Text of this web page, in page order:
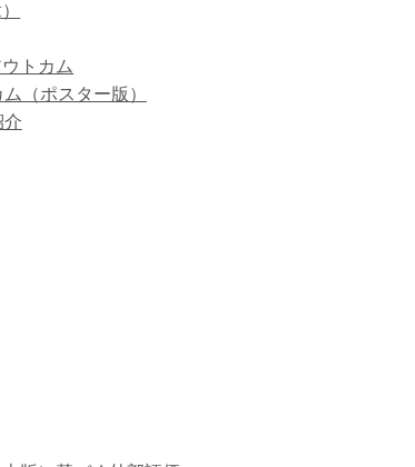
トカム
（ポスター版）
介